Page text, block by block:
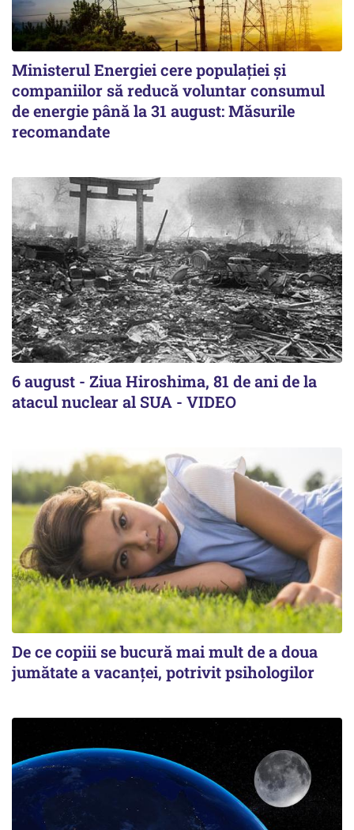
Ministerul Energiei cere populației și
companiilor să reducă voluntar consumul
de energie până la 31 august: Măsurile
recomandate
6 august - Ziua Hiroshima, 81 de ani de la
atacul nuclear al SUA - VIDEO
De ce copiii se bucură mai mult de a doua
jumătate a vacanței, potrivit psihologilor